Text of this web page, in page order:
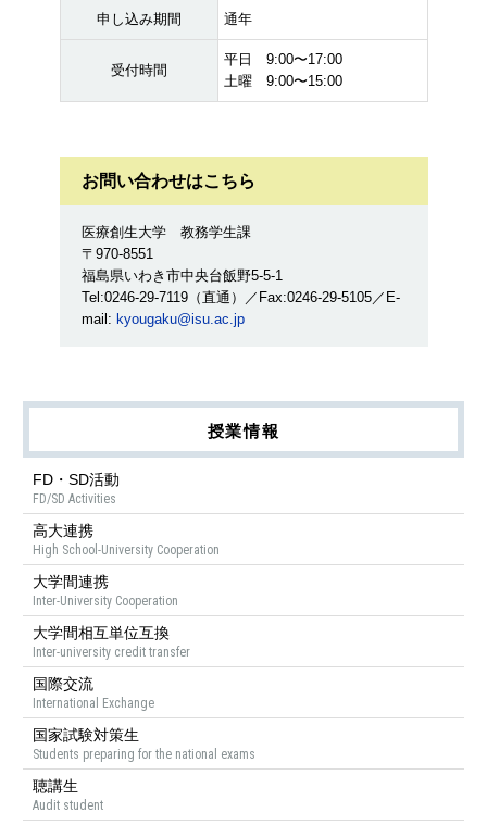
申し込み期間 通年
受付時間
平日 9:00〜17:00
土曜 9:00〜15:00
お問い合わせはこちら
医療創生大学 教務学生課
〒970-8551
福島県いわき市中央台飯野5-5-1
Tel:0246-29-7119（直通）／Fax:0246-29-5105／E-
mail: kyougaku@isu.ac.jp
授業情報
FD・SD活動
FD/SD Activities
高大連携
High School-University Cooperation
大学間連携
Inter-University Cooperation
大学間相互単位互換
Inter-university credit transfer
国際交流
International Exchange
国家試験対策生
Students preparing for the national exams
聴講生
Audit student